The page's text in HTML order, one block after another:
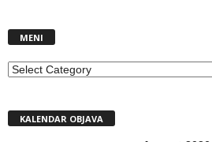
MENI
MENI
KALENDAR OBJAVA